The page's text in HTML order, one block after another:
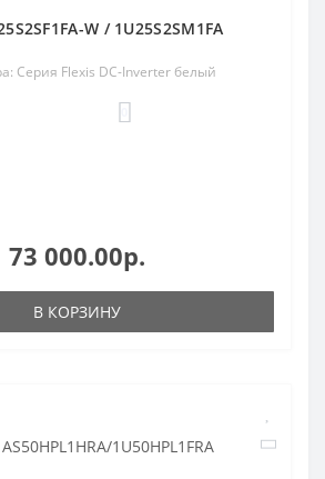
W / 1U25S2SM1FA
Серия Flexis DC-Inverter белый
73 000.00р.
В КОРЗИНУ